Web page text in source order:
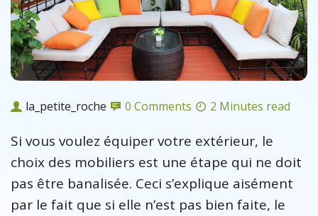
la_petite_roche 0 Comments 2 Minutes read
Si vous voulez équiper votre extérieur, le
choix des mobiliers est une étape qui ne doit
pas être banalisée. Ceci s’explique aisément
par le fait que si elle n’est pas bien faite, le